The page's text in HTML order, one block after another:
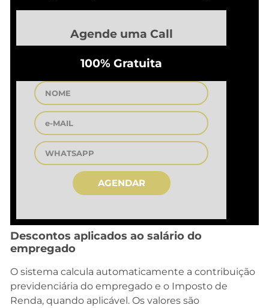
Agende uma Call
100% Gratuita
AGENDAR
Descontos aplicados ao salário do
empregado
O sistema calcula automaticamente a contribuição
previdenciária do empregado e o Imposto de
Renda, quando aplicável. Os valores são